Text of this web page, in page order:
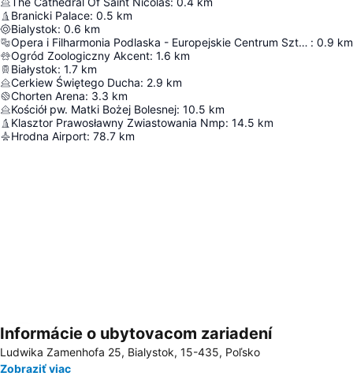
Branicki Palace: 0.5 km
Bialystok: 0.6 km
Opera i Filharmonia Podlaska - Europejskie Centrum Sztuki : 0.9 km
Ogród Zoologiczny Akcent: 1.6 km
Białystok: 1.7 km
Cerkiew Świętego Ducha: 2.9 km
Chorten Arena: 3.3 km
Kościół pw. Matki Bożej Bolesnej: 10.5 km
Klasztor Prawosławny Zwiastowania Nmp: 14.5 km
Hrodna Airport: 78.7 km
Rozbaliť mapu
Informácie o ubytovacom zariadení
Ludwika Zamenhofa 25, Bialystok, 15-435, Poľsko
Zobraziť viac